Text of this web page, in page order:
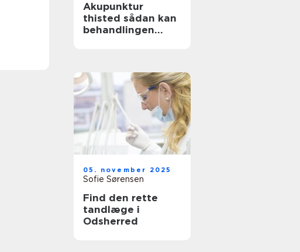
Akupunktur
thisted sådan kan
behandlingen
05. november 2025
Sofie Sørensen
Find den rette
tandlæge i
Odsherred